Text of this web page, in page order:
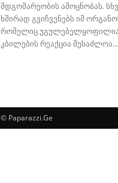
მდგომარეობის ამოცნობას.
ხშირად გვიჩვენებს იმ
რომელიც უგულებელყოფილია.
კბილების რეაქცია შესაძლოა...
© Paparazzi.Ge